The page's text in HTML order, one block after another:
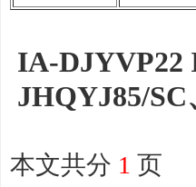
IA-DJYVP22
JHQYJ85/
本文共分 1 页